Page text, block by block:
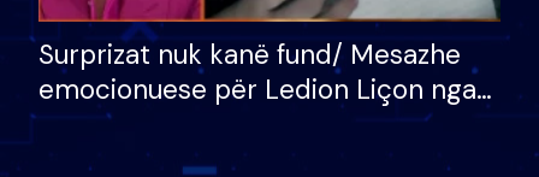
Surprizat nuk kanë fund/ Mesazhe
emocionuese për Ledion Liçon nga
nëna dhe fëmijët e tij, moderatori
nuk i mban dot lotët: Nuk meritoj…